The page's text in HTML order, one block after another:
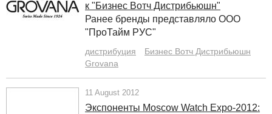
к "Бизнес Вотч Дистрибьюшн"
Ранее бренды представляло ООО
"ПроТайм РУС"
дистрибуция
Бизнес Вотч Дистрибьюшн
Grovana
11 August 2012
Экспоненты Moscow Watch Expo-2012: